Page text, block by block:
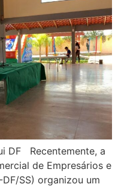
DF Recentemente, a
de Empresários e
SS) organizou um